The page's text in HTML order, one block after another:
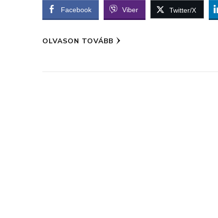
Facebook Viber Twitter/X
OLVASON TOVÁBB